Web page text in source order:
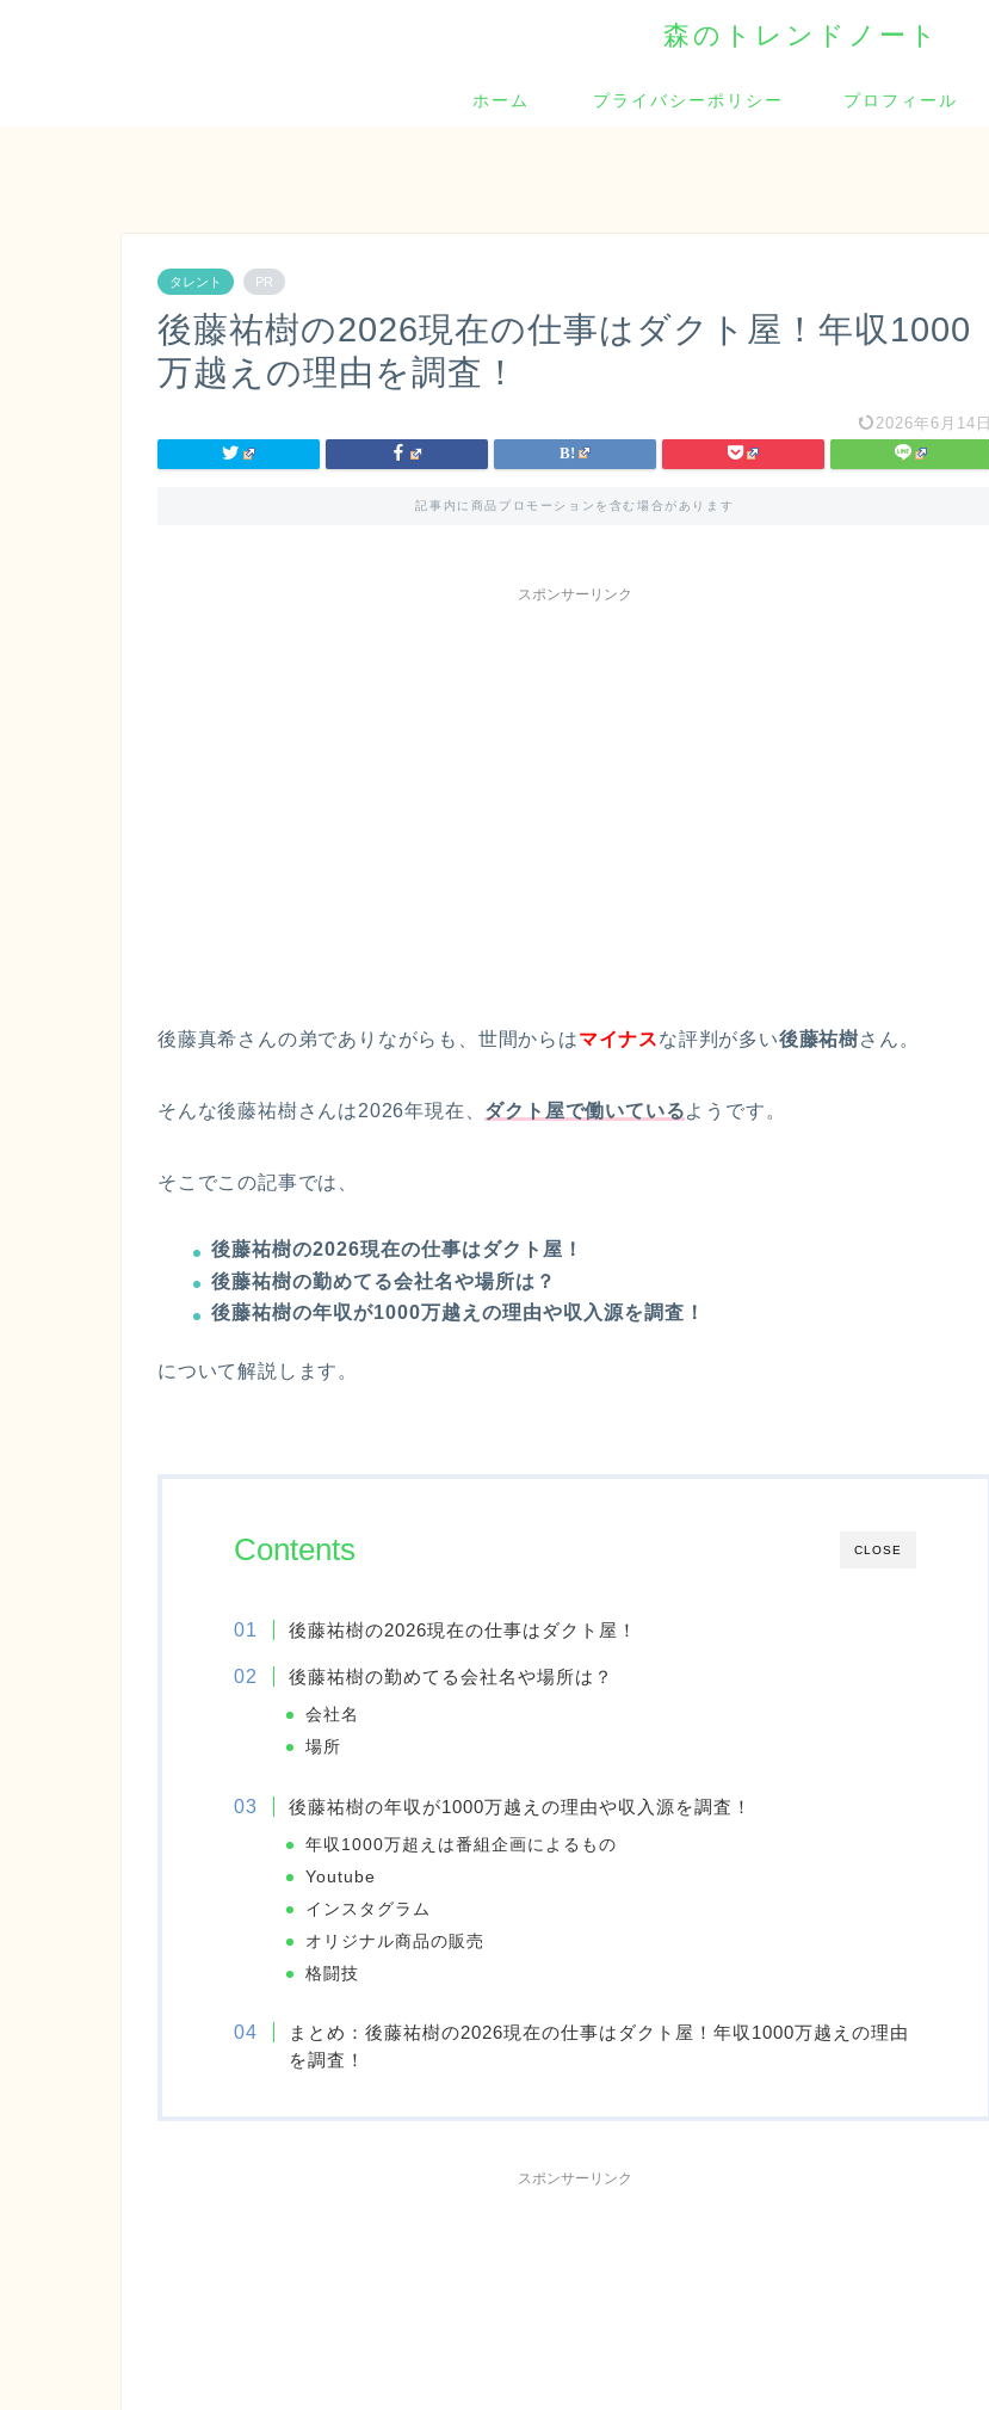
森のトレンドノート
ホーム プライバシーポリシー プロフィール
タレント PR
後藤祐樹の2026現在の仕事はダクト屋！年収1000
万越えの理由を調査！
2026年6月14日
記事内に商品プロモーションを含む場合があります
スポンサーリンク
後藤真希さんの弟でありながらも、世間からはマイナスな評判が多い後藤祐樹さん。
そんな後藤祐樹さんは2026年現在、 ダクト屋で働いているようです。
そこでこの記事では、
後藤祐樹の2026現在の仕事はダクト屋！
後藤祐樹の勤めてる会社名や場所は？
後藤祐樹の年収が1000万越えの理由や収入源を調査！
について解説します。
CLOSE
Contents
後藤祐樹の2026現在の仕事はダクト屋！
後藤祐樹の勤めてる会社名や場所は？
会社名
場所
後藤祐樹の年収が1000万越えの理由や収入源を調査！
年収1000万超えは番組企画によるもの
Youtube
インスタグラム
オリジナル商品の販売
格闘技
まとめ：後藤祐樹の2026現在の仕事はダクト屋！年収1000万越えの理由
を調査！
スポンサーリンク